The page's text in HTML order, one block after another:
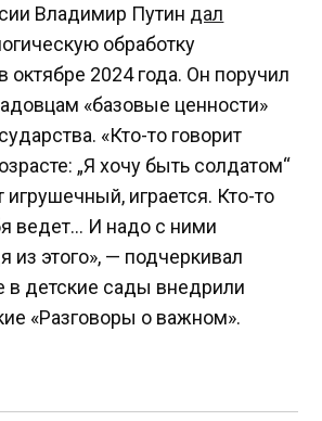
Владимир Путин дал
обработку
октябре 2024 года. Он поручил
«базовые ценности»
«Кто-то говорит
„Я хочу быть солдатом“
игрушечный, играется. Кто-то
ведет… И надо с ними
из этого», — подчеркивал
в детские сады внедрили
«Разговоры о важном».